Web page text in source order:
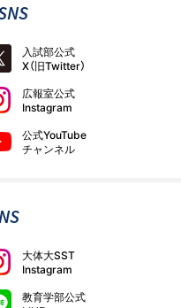
入試部公式
X（旧Twitter）
広報室公式
Instagram
公式YouTube
チャンネル
大体大SST
Instagram
教育学部公式